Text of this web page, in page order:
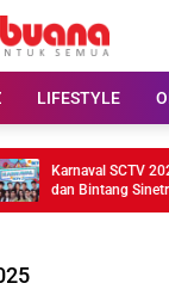
LIFESTYLE
Karnaval SCTV 2026 di
dan Bintang Sinetron